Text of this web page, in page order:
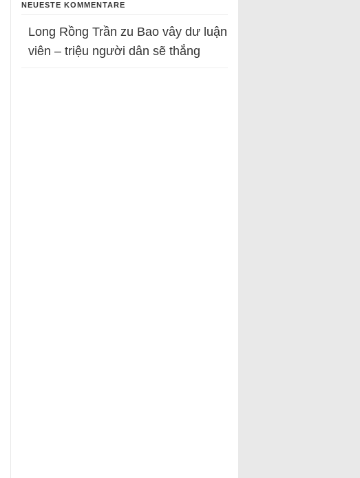
NEUESTE KOMMENTARE
Long Rồng Trần zu Bao vây dư luận
viên – triệu người dân sẽ thắng